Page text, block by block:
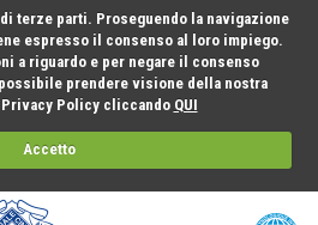
terze parti. Proseguendo la navigazione
espresso il consenso al loro impiego.
a riguardo e per negare il consenso
prendere visione della nostra
Policy cliccando QUI
Accetto